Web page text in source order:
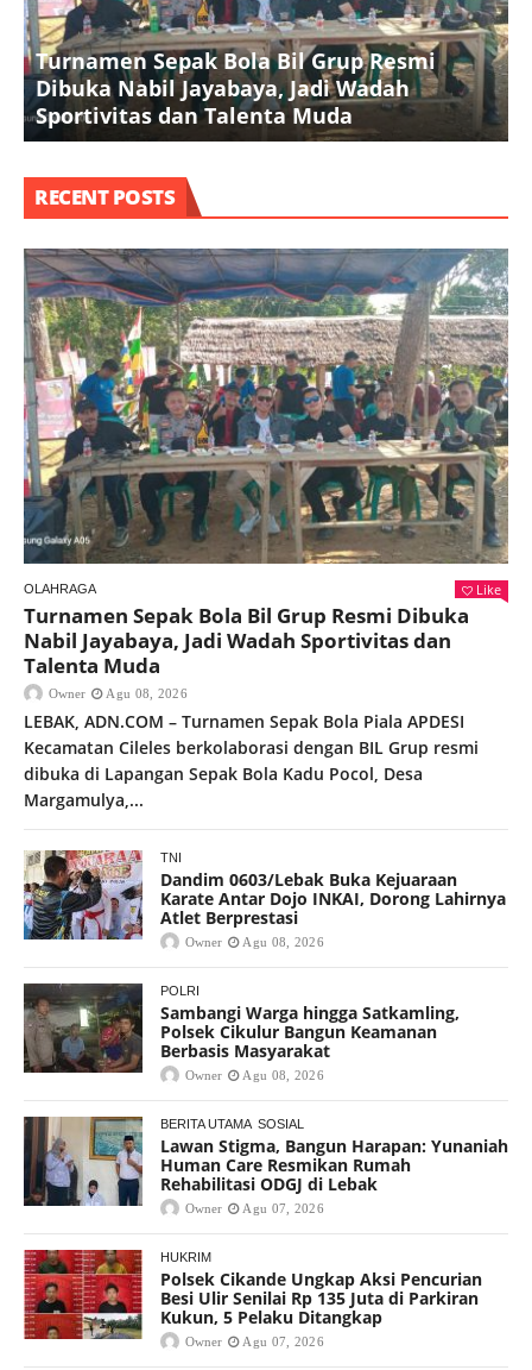
Turnamen Sepak Bola Bil Grup Resmi
Dibuka Nabil Jayabaya, Jadi Wadah
Sportivitas dan Talenta Muda
RECENT POSTS
OLAHRAGA Like
Turnamen Sepak Bola Bil Grup Resmi Dibuka
Nabil Jayabaya, Jadi Wadah Sportivitas dan
Talenta Muda
Owner Agu 08, 2026
LEBAK, ADN.COM – Turnamen Sepak Bola Piala APDESI
Kecamatan Cileles berkolaborasi dengan BIL Grup resmi
dibuka di Lapangan Sepak Bola Kadu Pocol, Desa
Margamulya,...
TNI
Dandim 0603/Lebak Buka Kejuaraan
Karate Antar Dojo INKAI, Dorong Lahirnya
Atlet Berprestasi
Owner Agu 08, 2026
POLRI
Sambangi Warga hingga Satkamling,
Polsek Cikulur Bangun Keamanan
Berbasis Masyarakat
Owner Agu 08, 2026
BERITA UTAMA SOSIAL
Lawan Stigma, Bangun Harapan: Yunaniah
Human Care Resmikan Rumah
Rehabilitasi ODGJ di Lebak
Owner Agu 07, 2026
HUKRIM
Polsek Cikande Ungkap Aksi Pencurian
Besi Ulir Senilai Rp 135 Juta di Parkiran
Kukun, 5 Pelaku Ditangkap
Owner Agu 07, 2026